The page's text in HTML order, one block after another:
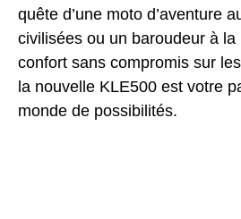
quête d’une moto d’aventure
civilisées ou un baroudeur à la
confort sans compromis sur
la nouvelle KLE500 est votre
monde de possibilités.